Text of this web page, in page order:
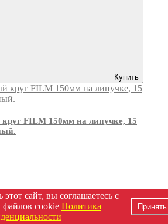
Купить
FILM 150мм на липучке, 15
сайт, вы соглашаетесь с
файлов cookie Политика
Принять